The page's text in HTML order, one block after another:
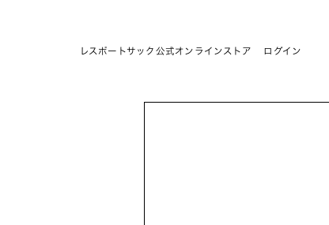
レスポートサック公式オンラインストア ログイン